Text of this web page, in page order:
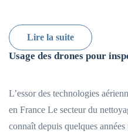
Lire la suite
Usage des drones pour
L’essor des technologies
en France Le secteur du
connaît depuis quelques